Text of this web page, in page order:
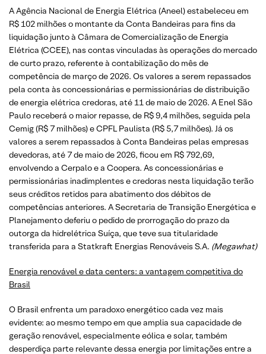
A Agência Nacional de Energia Elétrica (Aneel) estabeleceu em
R$ 102 milhões o montante da Conta Bandeiras para fins da
liquidação junto à Câmara de Comercialização de Energia
Elétrica (CCEE), nas contas vinculadas às operações do mercado
de curto prazo, referente à contabilização do mês de
competência de março de 2026. Os valores a serem repassados
pela conta às concessionárias e permissionárias de distribuição
de energia elétrica credoras, até 11 de maio de 2026. A Enel São
Paulo receberá o maior repasse, de R$ 9,4 milhões, seguida pela
Cemig (R$ 7 milhões) e CPFL Paulista (R$ 5,7 milhões). Já os
valores a serem repassados à Conta Bandeiras pelas empresas
devedoras, até 7 de maio de 2026, ficou em R$ 792,69,
envolvendo a Cerpalo e a Coopera. As concessionárias e
permissionárias inadimplentes e credoras nesta liquidação terão
seus créditos retidos para abatimento dos débitos de
competências anteriores. A Secretaria de Transição Energética e
Planejamento deferiu o pedido de prorrogação do prazo da
outorga da hidrelétrica Suíça, que teve sua titularidade
transferida para a Statkraft Energias Renováveis S.A. (Megawhat)
Energia renovável e data centers: a vantagem competitiva do
Brasil
O Brasil enfrenta um paradoxo energético cada vez mais
evidente: ao mesmo tempo em que amplia sua capacidade de
geração renovável, especialmente eólica e solar, também
desperdiça parte relevante dessa energia por limitações entre a